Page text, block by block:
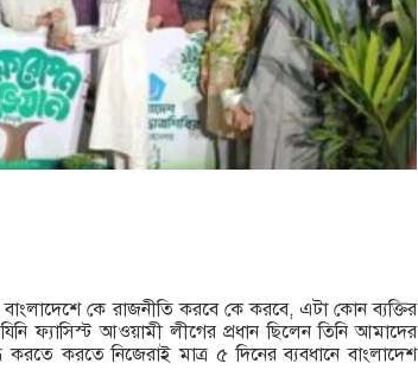
বাংলাদেশে কে রাজনীতি করবে কে করবে, এটা কোন ব্যক্তির
ফ্যাসিস্ট আওয়ামী লীগের প্রধান ছিলেন তিনি আমাদের
করতে করতে নিজেরাই মাত্র ৫ দিনের ব্যবধানে বাংলাদেশ